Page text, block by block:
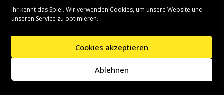
Ihr kennt das Spiel. Wir verwenden Cookies, um unsere Website und
unseren Service zu optimieren.
Cookies akzeptieren
Ablehnen
| Präsentiert vonWordPress
Presseinformationen